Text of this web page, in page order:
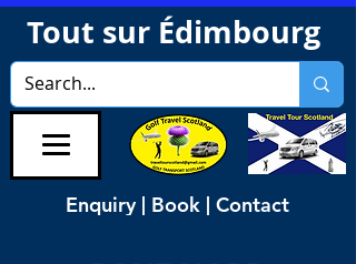
Tout sur Édimbourg
Enquiry | Book | Contact